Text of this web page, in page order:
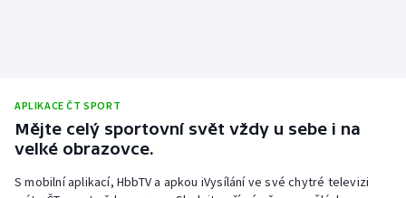
APLIKACE ČT SPORT
Mějte celý sportovní svět vždy u sebe i na
velké obrazovce.
S mobilní aplikací, HbbTV a apkou iVysílání ve své chytré televizi